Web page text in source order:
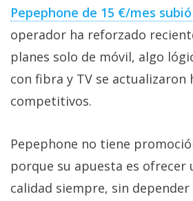
Pepephone de 15 €/mes subió
operador ha reforzado
planes solo de móvil, algo
con fibra y TV se actualizaron
competitivos.
Pepephone no tiene
porque su apuesta es ofrecer
calidad siempre, sin